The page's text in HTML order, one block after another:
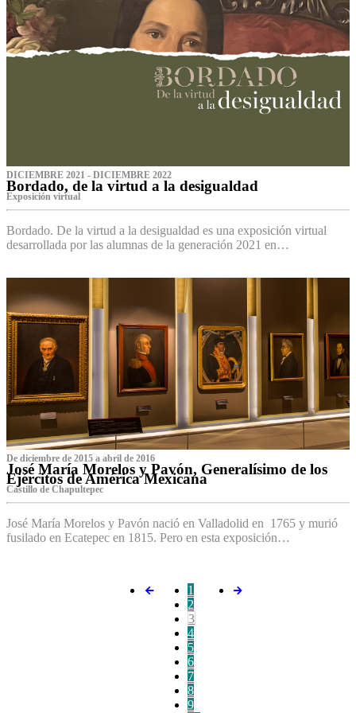
DICIEMBRE 2021 - DICIEMBRE 2022
Bordado, de la virtud a la desigualdad
Exposición virtual‌
Bordado. De la virtud a la desigualdad es una exposición virtual
desarrollada por las alumnas de la generación 2021 en…
De diciembre de 2015 a abril de 2016
José María Morelos y Pavón, Generalísimo de los
Ejércitos de América Mexicana
C‌astillo de Chapultepec
José María Morelos y Pavón nació en Valladolid en 1765 y murió
fusilado en Ecatepec en 1815. Pero en esta exposición…
1
2
3
4
5
6
7
8
9